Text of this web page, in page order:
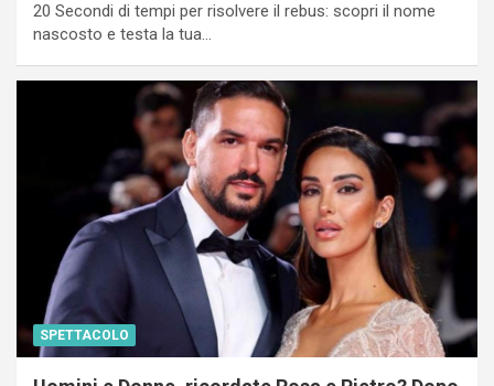
20 Secondi di tempi per risolvere il rebus: scopri il nome
nascosto e testa la tua…
SPETTACOLO